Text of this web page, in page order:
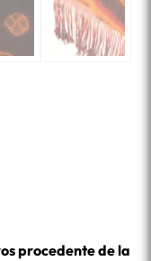
procedente de la